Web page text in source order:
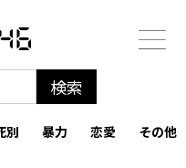
別 暴力 恋愛 その他